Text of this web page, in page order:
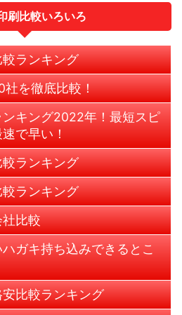
刷比較いろいろ
ランキング
社を徹底比較！
キング2022年！最短スピ
で早い！
ランキング
ランキング
比較
ガキ持ち込みできるとこ
比較ランキング